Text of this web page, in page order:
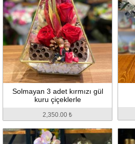
Solmayan 3 adet kırmızı gül
kuru çiçeklerle
2,350.00 ₺